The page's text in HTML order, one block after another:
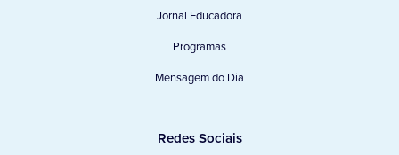
Jornal Educadora
Programas
Mensagem do Dia
Redes Sociais